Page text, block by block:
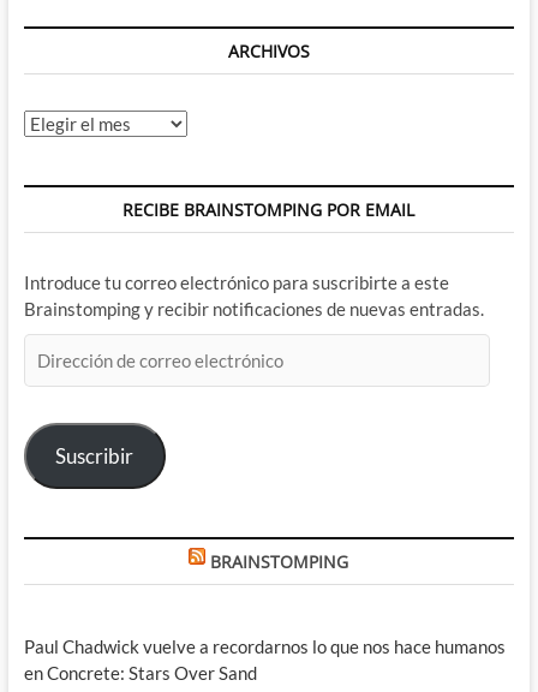
ARCHIVOS
Archivos
RECIBE BRAINSTOMPING POR EMAIL
Introduce tu correo electrónico para suscribirte a este
Brainstomping y recibir notificaciones de nuevas entradas.
de
electrónico
Suscribir
BRAINSTOMPING
Paul Chadwick vuelve a recordarnos lo que nos hace humanos
en Concrete: Stars Over Sand